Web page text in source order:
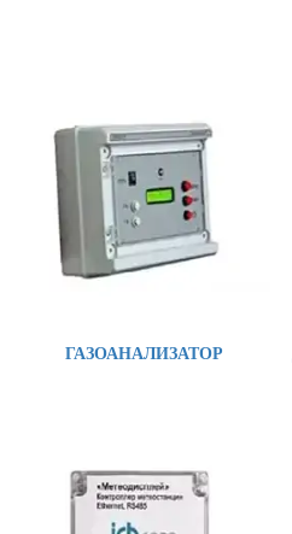
ГАЗОАНАЛИЗАТОР